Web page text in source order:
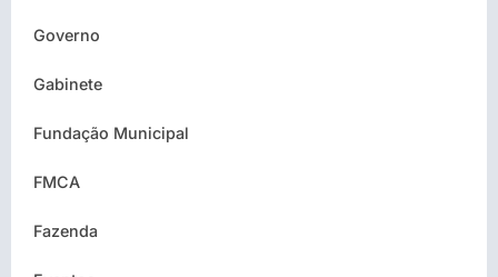
Governo
Gabinete
Fundação Municipal
FMCA
Fazenda